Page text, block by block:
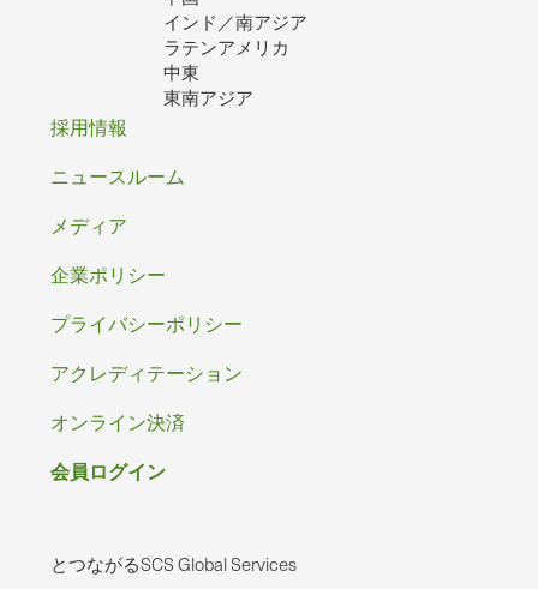
インド／南アジア
ラテンアメリカ
中東
東南アジア
フ
ッ
タ
ー
採用情報
ニュースルーム
メディア
企業ポリシー
プライバシーポリシー
アクレディテーション
オンライン決済
会員ログイン
とつながるSCS Global Services